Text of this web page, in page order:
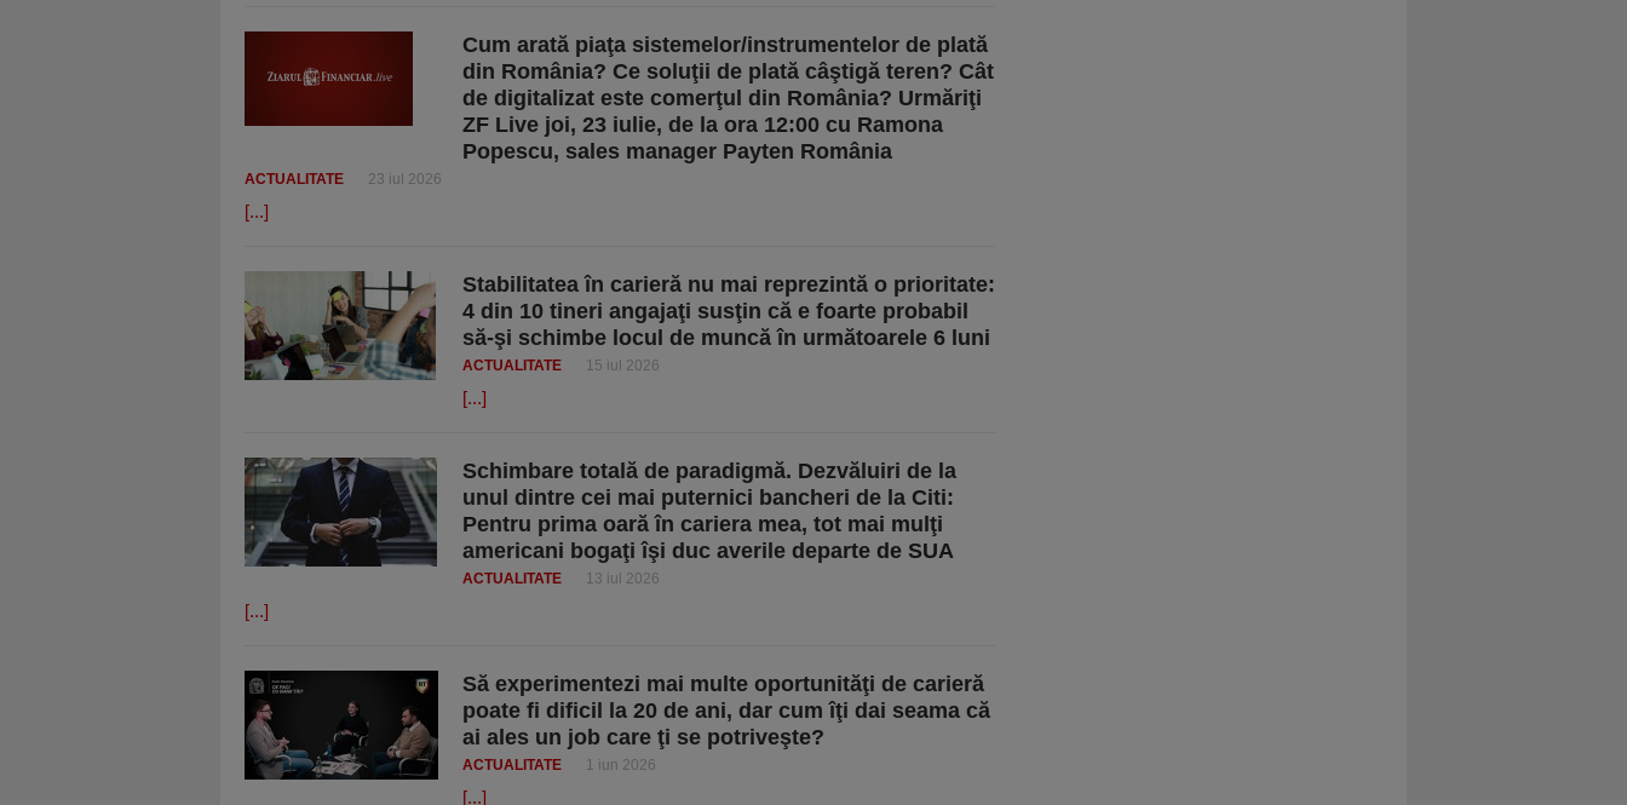
Cum arată piaţa sistemelor/instrumentelor de plată
din România? Ce soluţii de plată câştigă teren? Cât
de digitalizat este comerţul din România? Urmăriţi
ZF Live joi, 23 iulie, de la ora 12:00 cu Ramona
Popescu, sales manager Payten România
ACTUALITATE 23 iul 2026
[...]
Stabilitatea în carieră nu mai reprezintă o prioritate:
4 din 10 tineri angajaţi susţin că e foarte probabil
să-şi schimbe locul de muncă în următoarele 6 luni
ACTUALITATE 15 iul 2026
[...]
Schimbare totală de paradigmă. Dezvăluiri de la
unul dintre cei mai puternici bancheri de la Citi:
Pentru prima oară în cariera mea, tot mai mulţi
americani bogaţi îşi duc averile departe de SUA
ACTUALITATE 13 iul 2026
[...]
Să experimentezi mai multe oportunităţi de carieră
poate fi dificil la 20 de ani, dar cum îţi dai seama că
ai ales un job care ţi se potriveşte?
ACTUALITATE 1 iun 2026
[...]